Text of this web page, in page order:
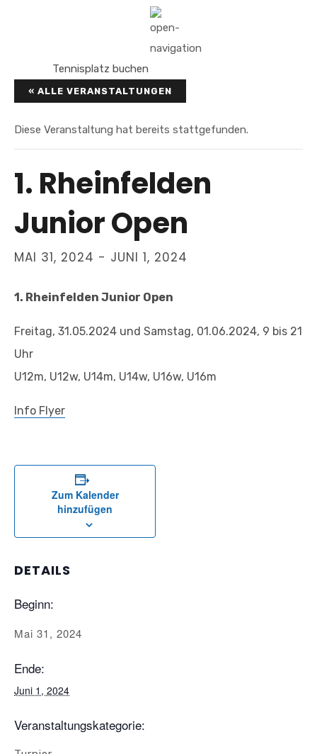
Tennisplatz buchen
« ALLE VERANSTALTUNGEN
Diese Veranstaltung hat bereits stattgefunden.
1. Rheinfelden
Junior Open
MAI 31, 2024 - JUNI 1, 2024
1. Rheinfelden Junior Open
Freitag, 31.05.2024 und Samstag, 01.06.2024, 9 bis 21
Uhr
U12m, U12w, U14m, U14w, U16w, U16m
Info Flyer
Zum Kalender
hinzufügen
DETAILS
Beginn:
Mai 31, 2024
Ende:
Juni 1, 2024
Veranstaltungskategorie: